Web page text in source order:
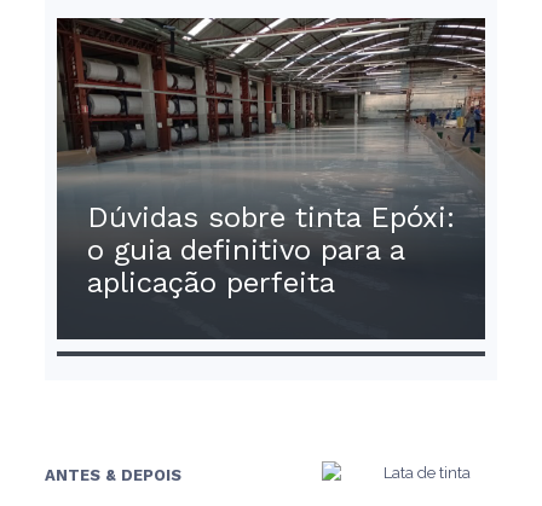
Dúvidas sobre tinta Epóxi:
o guia definitivo para a
aplicação perfeita
Casos de Sucesso: veja como as tintas
Sinalização de piso: o guia completo para
ANTES & DEPOIS